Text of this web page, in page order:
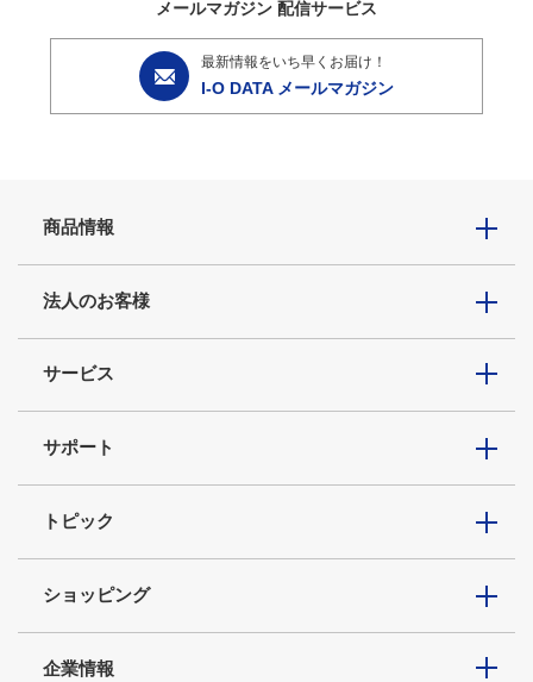
メールマガジン 配信サービス
最新情報をいち早くお届け！
I-O DATA メールマガジン
商品情報
法人のお客様
サービス
サポート
トピック
ショッピング
企業情報